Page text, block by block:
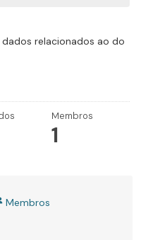
relacionados ao do
Membros
1
Membros